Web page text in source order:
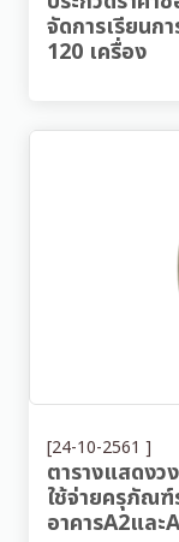
จัดการเรียนก
120 เครื่อง
[24-10-2561 ]
ตารางแสดงว
ใช้จ่ายครุภัณ
อาคารA2และ